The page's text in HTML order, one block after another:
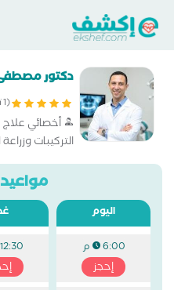
دكتور مصطفى
(1 تقييم)
أخصائي
التركيبات
اليوم
6:00 م
إحجز
12:30 م